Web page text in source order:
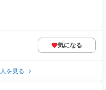
気になる
を見る